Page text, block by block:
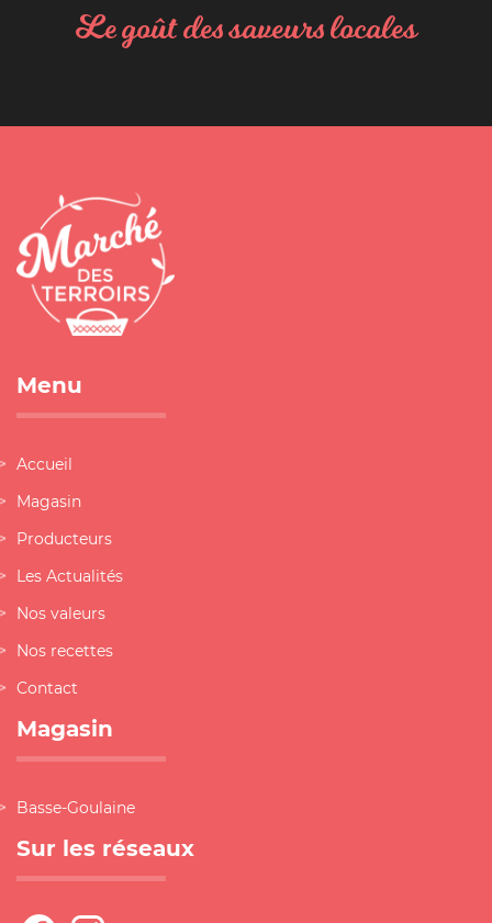
Le goût des saveurs locales
Menu
Accueil
Magasin
Producteurs
Les Actualités
Nos valeurs
Nos recettes
Contact
Magasin
Basse-Goulaine
Sur les réseaux